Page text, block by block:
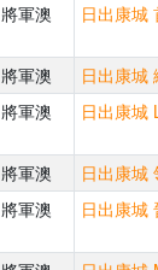
將軍澳 日出康城
將軍澳 日出康城
將軍澳 日出康城
將軍澳 日出康城
將軍澳 日出康城